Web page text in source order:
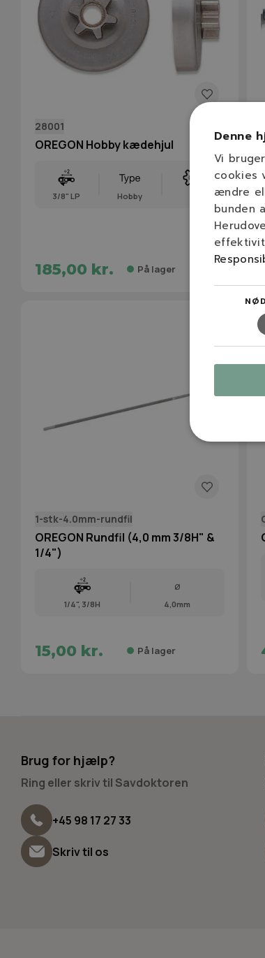
28001
OREGON Hobby kædehjul
3/8" LP Hobby
185,00 kr. På lager
1-stk-4.0mm-rundfil
OREGON Rundfil (4,0 mm 3/8H" &
1/4")
1/4", 3/8H
Ø
4,0mm
15,00 kr. På lager
Brug for hjælp?
Ring eller skriv til Savdoktoren
+45 98 17 27 33
Skriv til os
Denne
Vi
cookies
ændre
bunden